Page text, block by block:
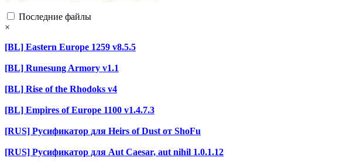
Последние файлы
×
[BL] Eastern Europe 1259 v8.5.5
[BL] Runesung Armory v1.1
[BL] Rise of the Rhodoks v4
[BL] Empires of Europe 1100 v1.4.7.3
[RUS] Русификатор для Heirs of Dust от ShoFu
[RUS] Русификатор для Aut Caesar, aut nihil 1.0.1.12